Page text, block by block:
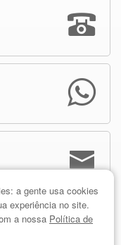
a gente usa cookies
experiência no site.
a nossa Política de